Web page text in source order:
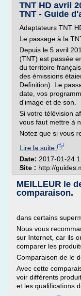
TNT HD avril
TNT - Guide
Adaptateurs TNT
Le passage à la
Depuis le 5 avril
(TNT) est passée
du territoire
des émissions
Definition). Le
date, vos
d'image et de son.
Si votre télévision
vous faut mettre à
Notez que si vous
Lire la suite
Date: 2017-01-24
Site : http://
MEILLEUR le
comparaison.
dans certains
Nous vous
sur Internet, car ils
comparer les
Comparaison de le
Avec cette
voir différents
et les qualifications